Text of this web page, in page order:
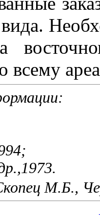
вида.
всему
М.Б.,